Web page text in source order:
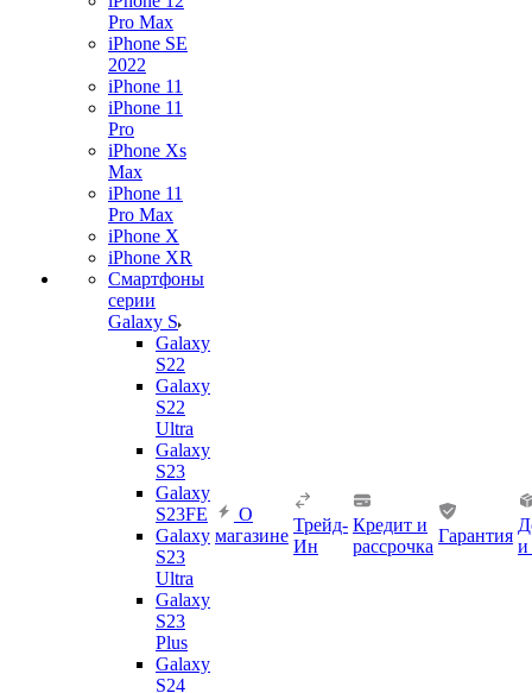
Pro Max
iPhone SE
2022
iPhone 11
iPhone 11
Pro
iPhone Xs
Max
iPhone 11
Pro Max
iPhone X
iPhone XR
Смартфоны
серии
Galaxy S
Galaxy
S22
Galaxy
S22
Ultra
Galaxy
S23
Galaxy
S23FE
Galaxy
S23
Ultra
Galaxy
S23
Plus
Galaxy
S24
О
магазине
Трейд-
Ин
Кредит и
рассрочка
Гарантия
и